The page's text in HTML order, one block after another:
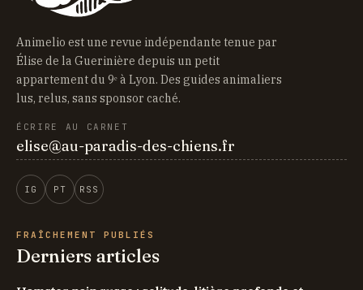
Animelio est une revue indépendante tenue par
Élise de la Guerinière depuis un petit
appartement du 9ᵉ à Lyon. Des guides animaliers
lus, relus, sans sponsor caché.
ÉCRIRE AU CARNET
elise@au-paradis-des-chiens.fr
IG PT RSS
FRAÎCHEMENT PUBLIÉS
Derniers articles